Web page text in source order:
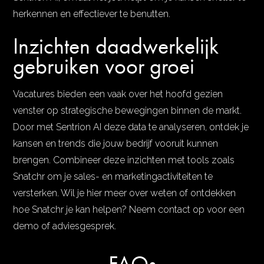
herkennen en effectiever te benutten.
Inzichten daadwerkelijk
gebruiken voor groei
Vacatures bieden een vaak over het hoofd gezien
venster op strategische bewegingen binnen de markt.
Door met Sentrion AI deze data te analyseren, ontdek je
kansen en trends die jouw bedrijf vooruit kunnen
brengen. Combineer deze inzichten met tools zoals
Snatchr om je sales- en marketingactiviteiten te
versterken. Wil je hier meer over weten of ontdekken
hoe Snatchr je kan helpen? Neem contact op voor een
demo of adviesgesprek.